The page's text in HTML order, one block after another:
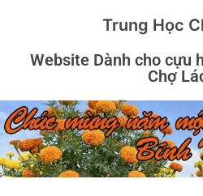
Trung Học
Website Dành cho cựu
Chợ